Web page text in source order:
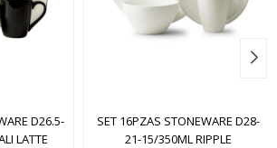
D26.5-
LATTE
SET 16PZAS STONEWARE D28-
21-15/350ML RIPPLE